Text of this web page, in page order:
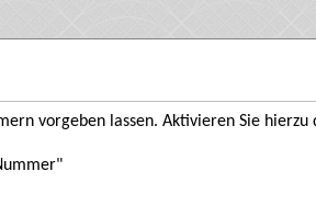
vorgeben lassen. Aktivieren Sie